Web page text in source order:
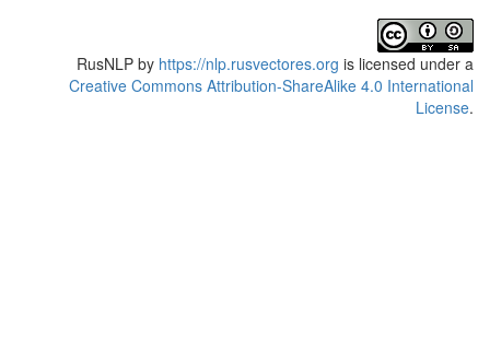
RusNLP by https://nlp.rusvectores.org is licensed under a
Creative Commons Attribution-ShareAlike 4.0 International
License.